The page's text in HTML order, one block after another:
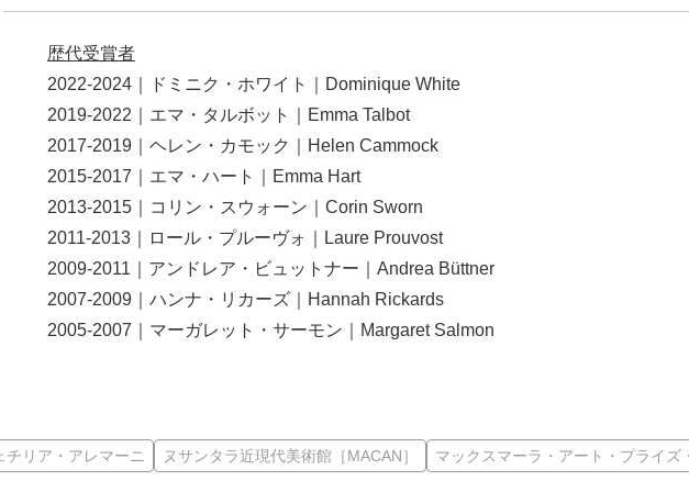
歴代受賞者
2022-2024｜ドミニク・ホワイト｜Dominique White
2019-2022｜エマ・タルボット｜Emma Talbot
2017-2019｜ヘレン・カモック｜Helen Cammock
2015-2017｜エマ・ハート｜Emma Hart
2013-2015｜コリン・スウォーン｜Corin Sworn
2011-2013｜ロール・プルーヴォ｜Laure Prouvost
2009-2011｜アンドレア・ビュットナー｜Andrea Büttner
2007-2009｜ハンナ・リカーズ｜Hannah Rickards
2005-2007｜マーガレット・サーモン｜Margaret Salmon
チリア・アレマーニ ヌサンタラ近現代美術館［MACAN］ マックスマーラ・アート・プライズ